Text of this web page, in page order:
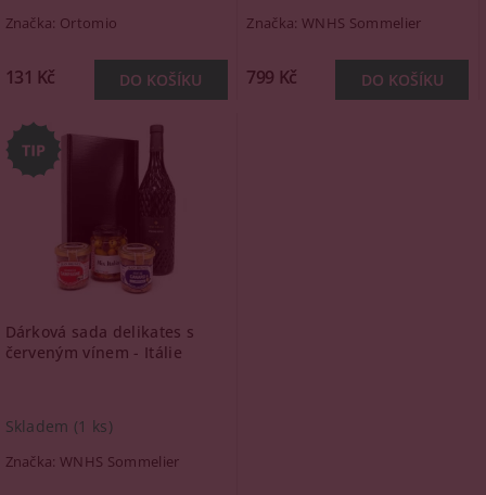
Značka: Ortomio
131 Kč
Značka: WNHS Sommelier
799 Kč
Dárková sada delikates s
červeným vínem - Itálie
Skladem (1 ks)
Značka:WNHS Sommelier